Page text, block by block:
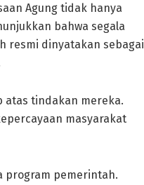
Agung tidak hanya
bahwa segala
resmi dinyatakan sebagai
atas tindakan mereka.
masyarakat
program pemerintah.